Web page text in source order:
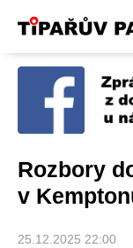
Tipařův palec
Rozbory
v
25.12.2025 22:00